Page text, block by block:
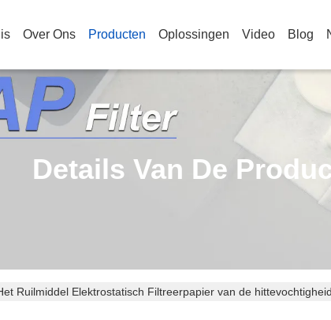
Over Ons Producten Oplossingen Video Blog
Details Van De
Ruilmiddel Elektrostatisch Filtreerpapier van de